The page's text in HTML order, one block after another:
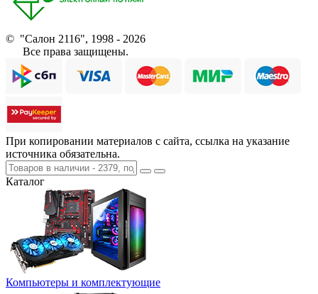
© "Салон 2116", 1998 - 2026
Все права защищены.
При копировании материалов с сайта, ссылка на указание
источника обязательна.
Каталог
Компьютеры и комплектующие